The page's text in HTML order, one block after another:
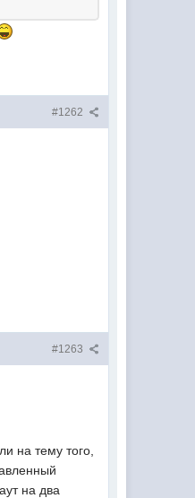
#1262
#1263
на тему того,
на два